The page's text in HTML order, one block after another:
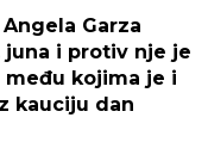
Garza
juna i protiv nje je
kojima je i
kauciju dan